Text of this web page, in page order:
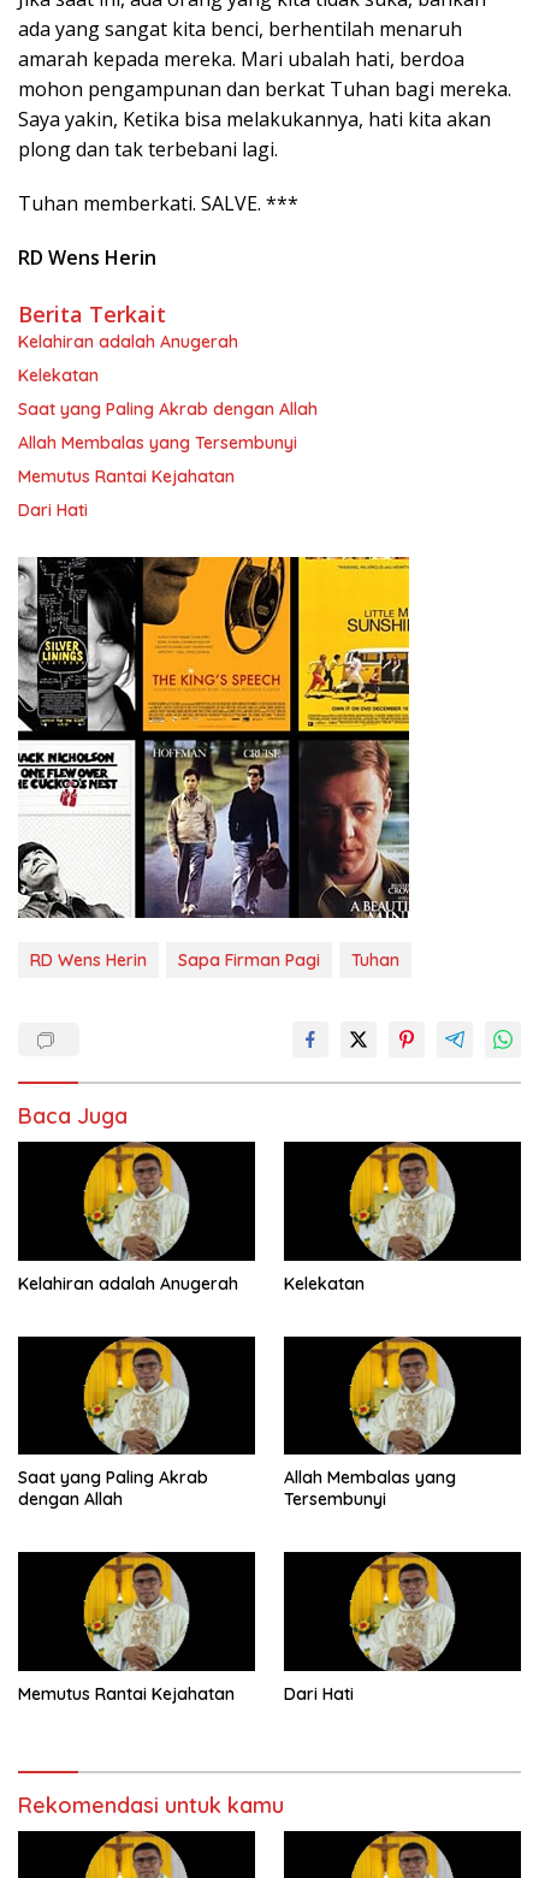
ada yang sangat kita benci, berhentilah menaruh
amarah kepada mereka. Mari ubalah hati, berdoa
mohon pengampunan dan berkat Tuhan bagi mereka.
Saya yakin, Ketika bisa melakukannya, hati kita akan
plong dan tak terbebani lagi.
Tuhan memberkati. SALVE. ***
RD Wens Herin
Berita Terkait
Kelahiran adalah Anugerah
Kelekatan
Saat yang Paling Akrab dengan Allah
Allah Membalas yang Tersembunyi
Memutus Rantai Kejahatan
Dari Hati
RD Wens Herin Sapa Firman Pagi Tuhan
Baca Juga
Kelahiran adalah Anugerah Kelekatan
Saat yang Paling Akrab
dengan Allah
Allah Membalas yang
Tersembunyi
Memutus Rantai Kejahatan Dari Hati
Rekomendasi untuk kamu